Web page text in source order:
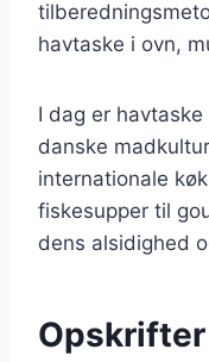
havtaske i ovn,
I dag er
danske
internationale
fiskesupper til
dens alsidighed